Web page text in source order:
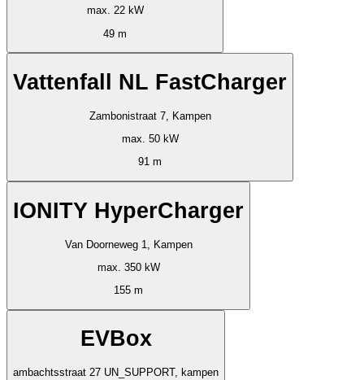
max. 22 kW
49 m
Vattenfall NL FastCharger
Zambonistraat 7, Kampen
max. 50 kW
91 m
IONITY HyperCharger
Van Doorneweg 1, Kampen
max. 350 kW
155 m
EVBox
ambachtsstraat 27 UN_SUPPORT, kampen